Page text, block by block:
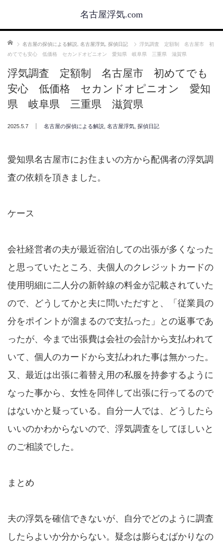
名古屋浮気.com
ホーム 名古屋の探偵による解説 名古屋浮気 探偵日記
浮気調査 定額制 名古屋市 初
めてでも安心 低価格 セカンドオピニオン 愛知県 岐阜県 三重県 滋賀県
浮気調査 定額制 名古屋市 初めてでも
安心 低価格 セカンドオピニオン 愛知
県 岐阜県 三重県 滋賀県
2025.5.7 名古屋の探偵による解説 名古屋浮気 探偵日記
愛知県名古屋市にお住まいの方から配偶者の浮気調
査の依頼を頂きました。
ケース
会社経営者の夫が最近宿泊しての出張が多くなった
と思っていたところ、夫個人のクレジットカードの
使用明細に二人分の新幹線の料金が記載されていた
ので、どうしてかと夫に問いただすと、「従業員の
分をポイントが溜まるので支払った」との返事であ
ったが、今まで出張費は会社の会計から支払われて
いて、個人のカードから支払われた事は無かった。
又、最近は出張に着替え用の私服を持参するように
なった事から、女性を同伴して出張に行ってるので
はないかと疑っている。自分一人では、どうしたら
いいのかわからないので、浮気調査をしてほしいと
のご相談でした。
まとめ
夫の浮気を確信できないが、自分でどのように調査
したらよいか分からない。疑念は膨らむばかりなの